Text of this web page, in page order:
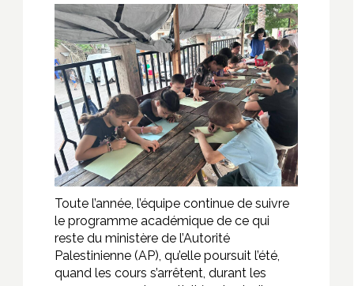
Toute l’année, l’équipe continue de suivre
le programme académique de ce qui
reste du ministère de l’Autorité
Palestinienne (AP), qu’elle poursuit l’été,
quand les cours s’arrêtent, durant les